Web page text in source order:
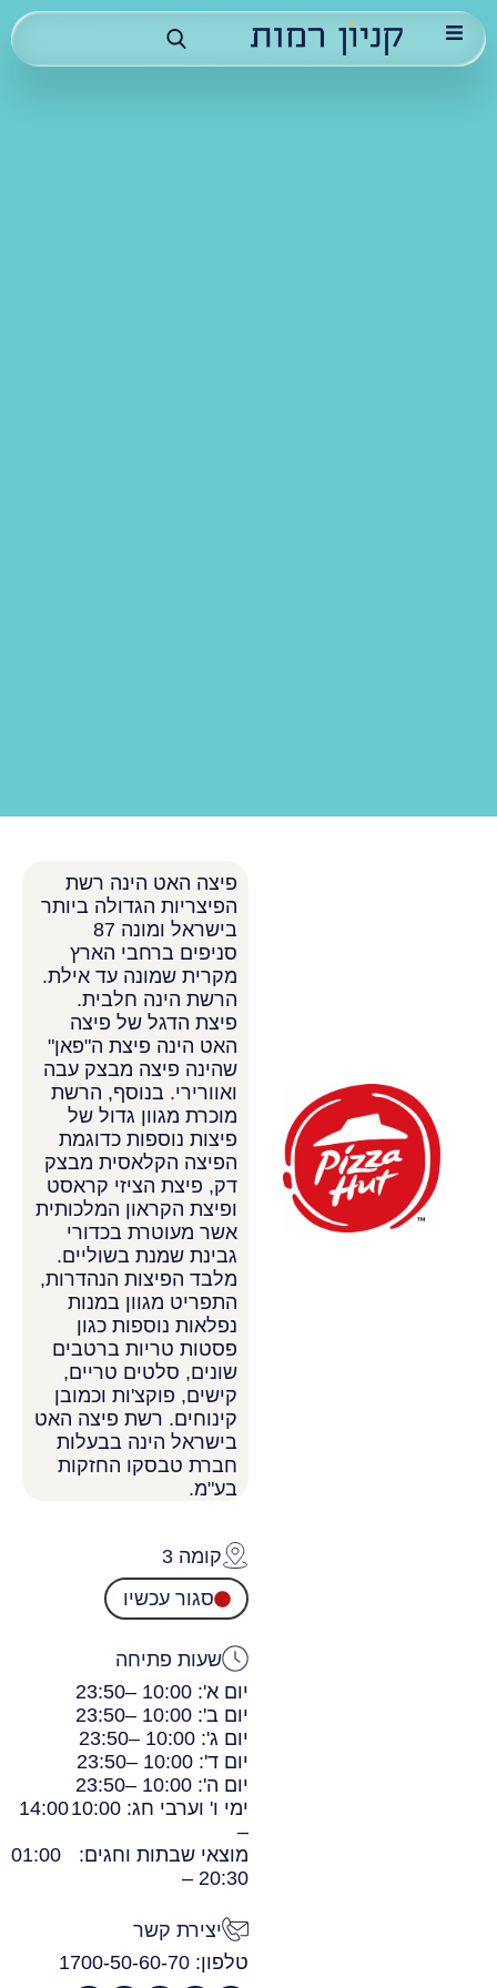
פיצה האט הינה רשת
הפיצריות הגדולה ביותר
בישראל ומונה 87
סניפים ברחבי הארץ
מקרית שמונה עד אילת.
הרשת הינה חלבית.
פיצת הדגל של פיצה
האט הינה פיצת ה"פאן"
שהינה פיצה מבצק עבה
ואוורירי. בנוסף, הרשת
מוכרת מגוון גדול של
פיצות נוספות כדוגמת
הפיצה הקלאסית מבצק
דק, פיצת הציזי קראסט
ופיצת הקראון המלכותית
אשר מעוטרת בכדורי
גבינת שמנת בשוליים.
מלבד הפיצות הנהדרות,
התפריט מגוון במנות
נפלאות נוספות כגון
פסטות טריות ברטבים
שונים, סלטים טריים,
קישים, פוקצ'ות וכמובן
קינוחים. רשת פיצה האט
בישראל הינה בבעלות
חברת טבסקו החזקות
בע"מ.
קומה 3
סגור עכשיו
שעות פתיחה
יום א': 10:00 –
23:50
יום ב': 10:00 –
23:50
יום ג': 10:00 –
23:50
יום ד': 10:00 –
23:50
יום ה': 10:00 –
23:50
ימי ו' וערבי חג: 10:00
–
14:00
מוצאי שבתות וחגים:
20:30 –
01:00
יצירת קשר
טלפון: 1700-50-60-70